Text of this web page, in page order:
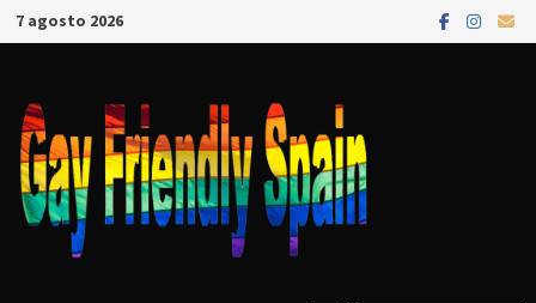
7 agosto 2026